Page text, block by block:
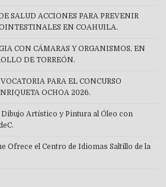
SALUD ACCIONES PARA PREVENIR
EN COAHUILA.
CON CÁMARAS Y ORGANISMOS, EN
DE TORREÓN.
PARA EL CONCURSO
OCHOA 2026.
Artístico y Pintura al Óleo con
Ofrece el Centro de Idiomas Saltillo de la